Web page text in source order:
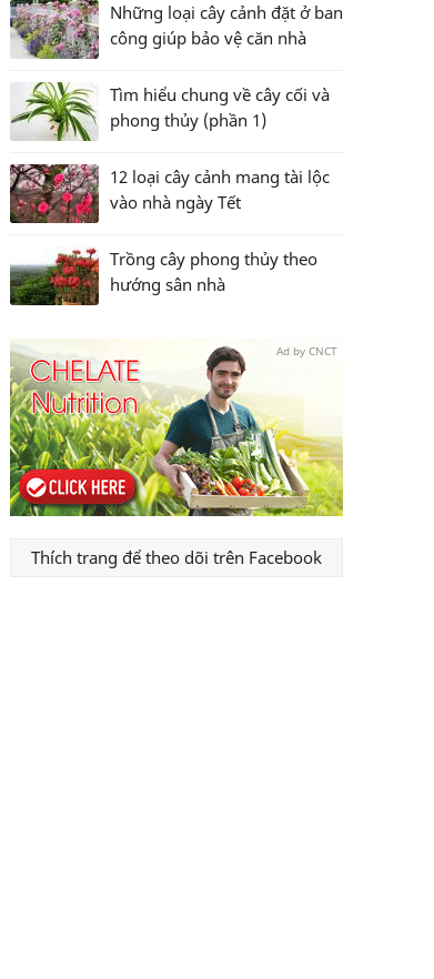
Những loại cây cảnh đặt ở ban
công giúp bảo vệ căn nhà
Tìm hiểu chung về cây cối và
phong thủy (phần 1)
12 loại cây cảnh mang tài lộc
vào nhà ngày Tết
Trồng cây phong thủy theo
hướng sân nhà
Ad by CNCT
Thích trang để theo dõi trên Facebook